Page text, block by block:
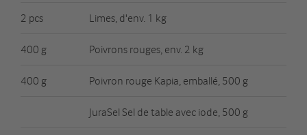
2 pcs Limes, d'env. 1 kg
400 g Poivrons rouges, env. 2 kg
400 g Poivron rouge Kapia, emballé, 500 g
JuraSel Sel de table avec iode, 500 g